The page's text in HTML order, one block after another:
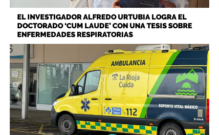
EL INVESTIGADOR ALFREDO URTUBIA LOGRA EL
DOCTORADO ‘CUM LAUDE’ CON UNA TESIS SOBRE
ENFERMEDADES RESPIRATORIAS